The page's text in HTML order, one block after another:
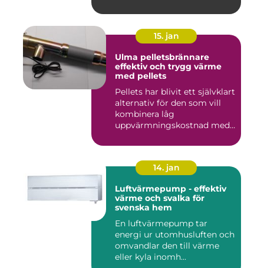
15. jan
Ulma pelletsbrännare
effektiv och trygg värme
med pellets
Pellets har blivit ett självklart
alternativ för den som vill
kombinera låg
uppvärmningskostnad med
14. jan
Luftvärmepump - effektiv
värme och svalka för
svenska hem
En luftvärmepump tar
energi ur utomhusluften och
omvandlar den till värme
eller kyla inomh...